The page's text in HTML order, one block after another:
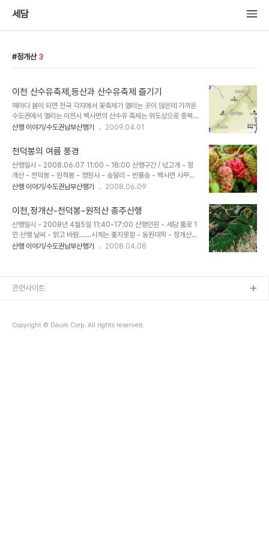
세담
정개산 3
이천 산수유축제,등산과 산수유축제 즐기기
해마다 봄이 되면 전국 각지에서 꽃축제가 열리는 곳이 많은데 가까운
수도권에서 열리는 이천시 백사면의 산수유 축제는 위도상으로 중북
부지역에 속하다보니 산수유의 개화가 남부지역 보다 늦게 되므로 4
까지 3일간 이천산수유축제가 열린다고 하는데 이천시 백사면의 경사
리와 송말리 일원에 심어진 17,000여 그루의 노오란 산수유 군락지
는 그야말로 봄 축제의 황홀함을 실감케 해주고도 남는다. 하지만 신수
유 축제장에만 들렸다가 돌아가는 것은 등산인들에겐 무언가 허전함
이 있을 것인데 산수유 축제장을 능선으로 길게 감싸고 있는 이천의 원
움을 소개 하고자 한다. 이천 원적산의 들머리는 이천..
산행 이야기/수도권남부산행기 2009.04.01
천덕봉의 여름 풍경
산행일시 - 2008.06.07 11:00 - 18:00 산행구간 / 넋고개 - 정
개산 - 천덕봉 - 원적봉 - 영원사 - 송말리 - 반룡송 - 백사면 사무소
산행개요 - 지난 겨울, 봄이 오기전 올랐던 종주 코스를 여름날 풍경은
봉의 초록빛 능선을 다시한번 보기위해 몰운대님과 동반산행.....싸리
비는 지난 생일 선물로 줄려고 해드랜턴 까지 사놓았는데 불참을 통보!
결국 못 전해줌~~~~ 3번국도 위의 정개산 간판을 지나 동원대 옆 임
도로 정개산 들머리인 범바위 약수터를 향해 ..... 범바위 약수터와 주
능 1봉 2봉을 지나면 커다란 송전탑뒤로 정개산 정상을 만난다. 오늘
산행 이야기/수도권남부산행기 2008.06.09
이천,정개산-천덕봉-원적산 종주산행
산행일시 - 2008년 4월5일 11:40-17:00 산행인원 - 세담 홀로 1
인 산행 날씨 - 맑고 바람.......시계는 좋지못함 - 동원대학 - 정개산-
무명봉-주능3봉-무명봉-천덕봉 -원적봉-낙수제-산수유축제장 : 거
버스를 모란역6번 출구에서 탑승하면 동원대학 캠퍼스안의 정류장에
면 그냥 직진한..
산행 이야기/수도권남부산행기 2008.04.08
Copyright © Daum Corp. All rights reserved.
관련사이트